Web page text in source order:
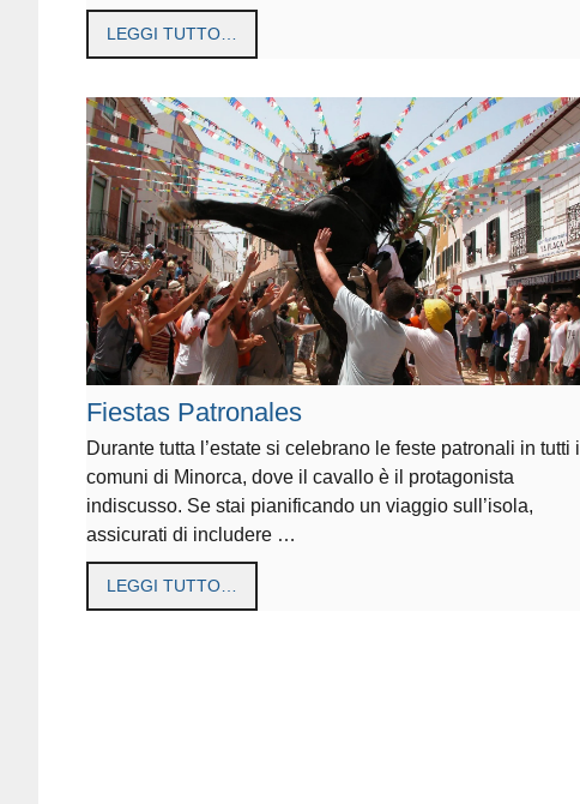
LEGGI TUTTO…
Fiestas Patronales
Durante tutta l’estate si celebrano le feste patronali in tutti i
comuni di Minorca, dove il cavallo è il protagonista
indiscusso. Se stai pianificando un viaggio sull’isola,
assicurati di includere …
LEGGI TUTTO…